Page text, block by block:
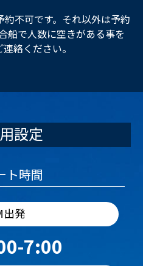
不可です。それ以外は予約
船で人数に空きがある事を
絡ください。
設定
ト時間
出発
7:00